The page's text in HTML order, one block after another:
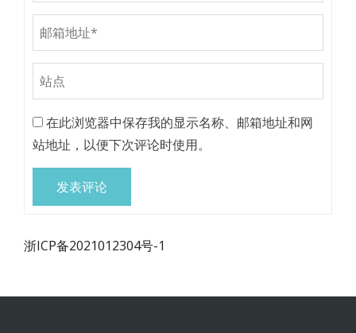
在此浏览器中保存我的显示名称、邮箱地址和网
站地址，以便下次评论时使用。
浙ICP备2021012304号-1